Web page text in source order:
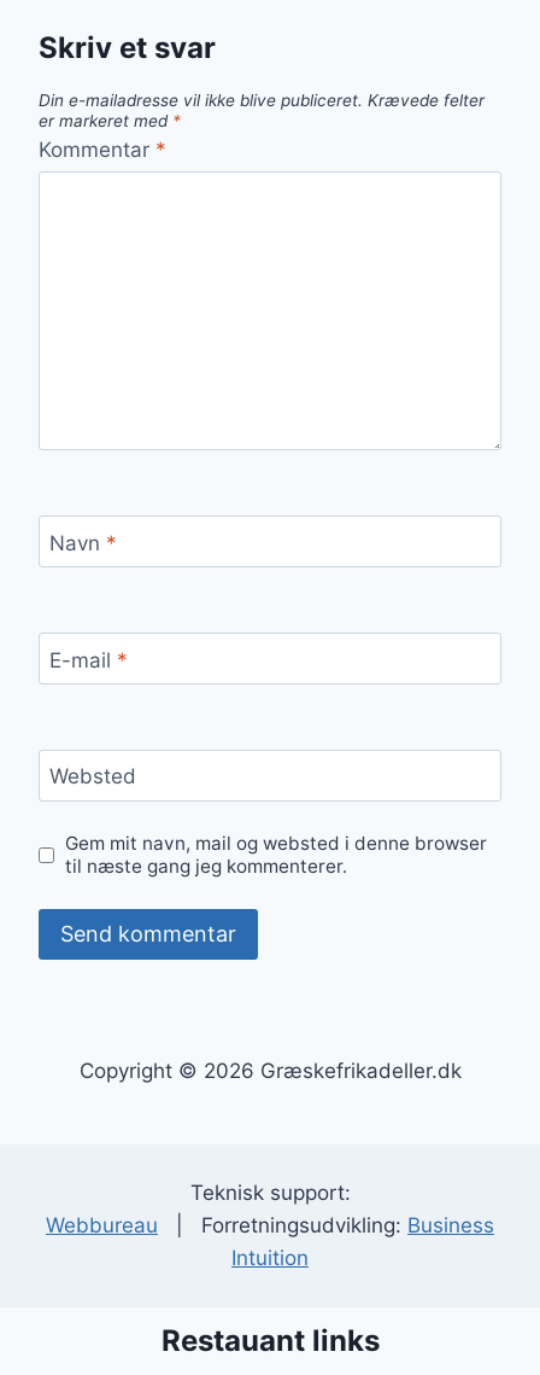
Skriv et svar
Din e-mailadresse vil ikke blive publiceret. Krævede felter
er markeret med *
Kommentar *
Navn *
E-mail *
Websted
Gem mit navn, mail og websted i denne browser
til næste gang jeg kommenterer.
Copyright © 2026 Græskefrikadeller.dk
Teknisk support:
Webbureau | Forretningsudvikling: Business
Intuition
Restauant links